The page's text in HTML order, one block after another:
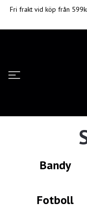
Fri frakt vid köp från
Bandy
Fotboll